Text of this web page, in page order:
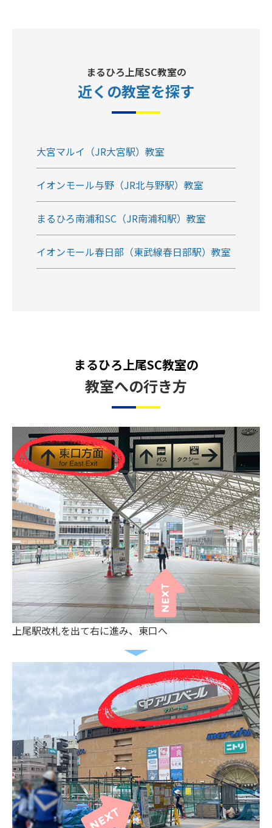
まるひろ上尾SC教室の
近くの教室を探す
大宮マルイ（JR大宮駅）教室
イオンモール与野（JR北与野駅）教室
まるひろ南浦和SC（JR南浦和駅）教室
イオンモール春日部（東武線春日部駅）教室
まるひろ上尾SC教室の
教室への行き方
上尾駅改札を出て右に進み、東口へ